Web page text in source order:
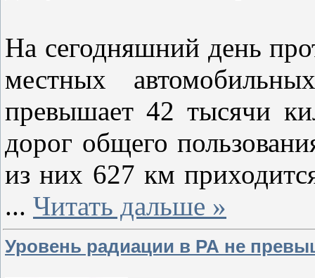
На сегодняшний день
местных
превышает 42 тысячи
дорог общего
из них 627 км
... Читать дальше »
Уровень радиации в РА не